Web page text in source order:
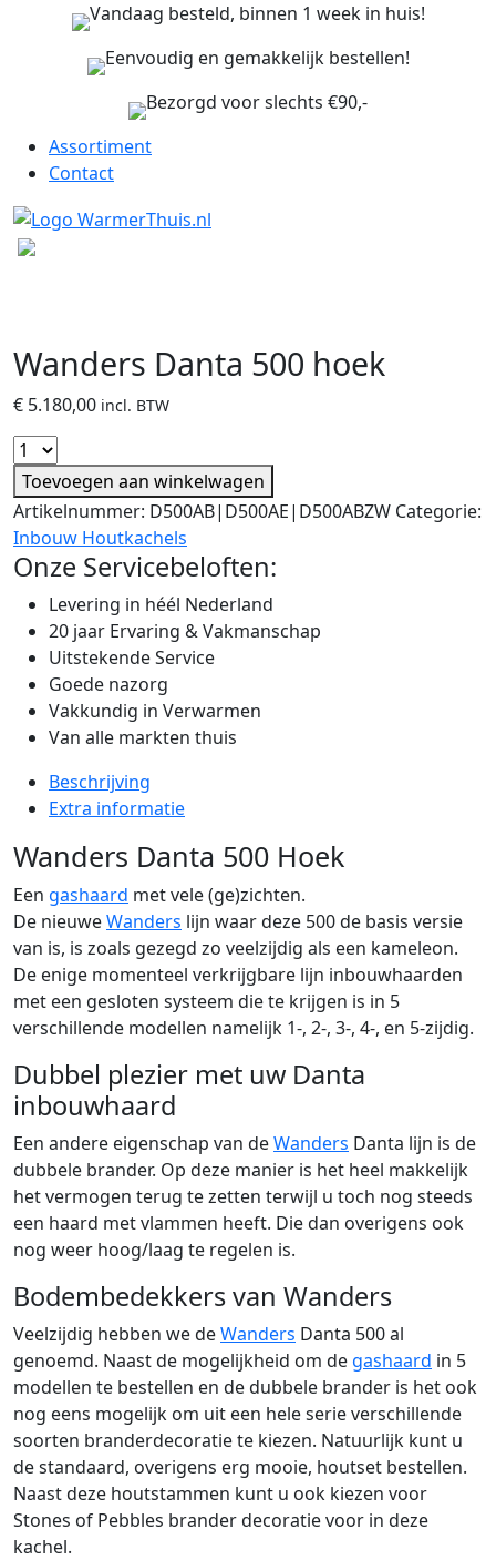
Vandaag besteld, binnen 1 week in huis!
Eenvoudig en gemakkelijk bestellen!
Bezorgd voor slechts €90,-
Assortiment
Contact
Wanders Danta 500 hoek
€ 5.180,00 incl. BTW
Toevoegen aan winkelwagen
Artikelnummer: D500AB|D500AE|D500ABZW Categorie:
Inbouw Houtkachels
Onze Servicebeloften:
Levering in héél Nederland
20 jaar Ervaring & Vakmanschap
Uitstekende Service
Goede nazorg
Vakkundig in Verwarmen
Van alle markten thuis
Beschrijving
Extra informatie
Wanders Danta 500 Hoek
Een gashaard met vele (ge)zichten.
De nieuweWanders lijn waar deze 500 de basis versie
van is, is zoals gezegd zo veelzijdig als een kameleon.
De enige momenteel verkrijgbare lijn inbouwhaarden
met een gesloten systeem die te krijgen is in 5
verschillende modellen namelijk 1-, 2-, 3-, 4-, en 5-zijdig.
Dubbel plezier met uw Danta
inbouwhaard
Een andere eigenschap van deWanders Danta lijn is de
dubbele brander. Op deze manier is het heel makkelijk
het vermogen terug te zetten terwijl u toch nog steeds
een haard met vlammen heeft. Die dan overigens ook
nog weer hoog/laag te regelen is.
Bodembedekkers van Wanders
Veelzijdig hebben we deWanders Danta 500 al
genoemd. Naast de mogelijkheid om de gashaard in 5
modellen te bestellen en de dubbele brander is het ook
nog eens mogelijk om uit een hele serie verschillende
soorten branderdecoratie te kiezen. Natuurlijk kunt u
de standaard, overigens erg mooie, houtset bestellen.
Naast deze houtstammen kunt u ook kiezen voor
Stones of Pebbles brander decoratie voor in deze
kachel.